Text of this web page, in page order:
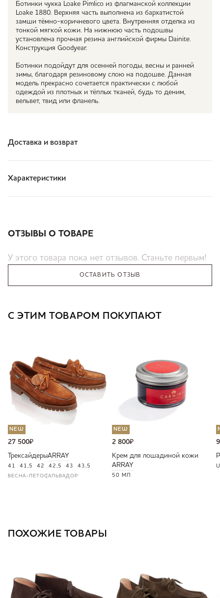
Ботинки чукка Loake Pimlico из флагманской коллекции
Loake 1880. Верхняя часть выполнена из бархатистой
замши тёмно-коричневого цвета. Внутренняя отделка из
тонкой мягкой кожи. На нижнюю часть подошвы
установлена прочная резина английской фирмы Dainite.
Конструкция Goodyear.
Ботинки подойдут для осенней погоды, весны и ранней
зимы, благодаря резиновому слою на подошве. Данная
модель прекрасно сочетается практически с любой
одеждой из плотных и тёплых тканей, будь то деним,
вельвет, твид или фланель.
Доставка и возврат
Характеристики
ОТЗЫВЫ О ТОВАРЕ
У этого товара пока нет отзывов. Станьте первым!
ОСТАВИТЬ ОТЗЫВ
С ЭТИМ ТОВАРОМ ПОКУПАЮТ
NEW
27 500₽
ТрексайдерыARRAY
41 41,5 42 42,5 43 43,5
ВЕСНА-ЛЕТОСАЛЬВАДОР
NEW
2 800₽
Крем для лошадиной кожи
ARRAY
50 МЛ
ПОХОЖИЕ ТОВАРЫ